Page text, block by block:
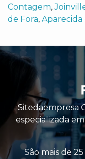
Contagem,
de Fora, Aparecida
Sitedaempresa
especializada
São mais de